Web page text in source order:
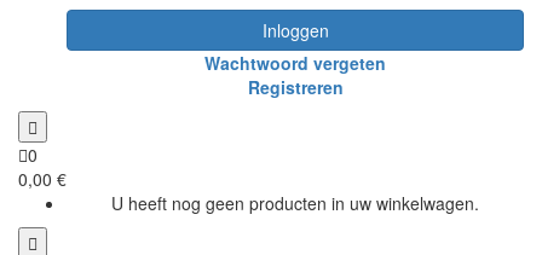
Inloggen
Wachtwoord vergeten
Registreren
0
0,00 €
U heeft nog geen producten in uw winkelwagen.